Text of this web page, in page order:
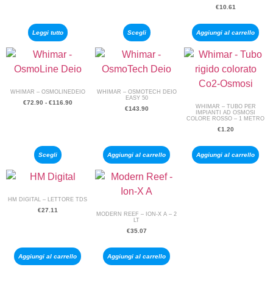
Leggi tutto Scegli
€10.61
Aggiungi al carrello
WHIMAR – OSMOLINEDEIO
€72.90 - €116.90
Scegli
WHIMAR – OSMOTECH DEIO
EASY 50
€143.90
Aggiungi al carrello
WHIMAR – TUBO PER
IMPIANTI AD OSMOSI
COLORE ROSSO – 1 METRO
€1.20
Aggiungi al carrello
HM DIGITAL – LETTORE TDS
€27.11
Aggiungi al carrello
MODERN REEF – ION-X A – 2
LT
€35.07
Aggiungi al carrello